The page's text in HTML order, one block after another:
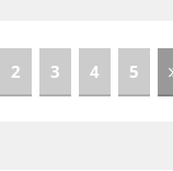
2 3 4 5